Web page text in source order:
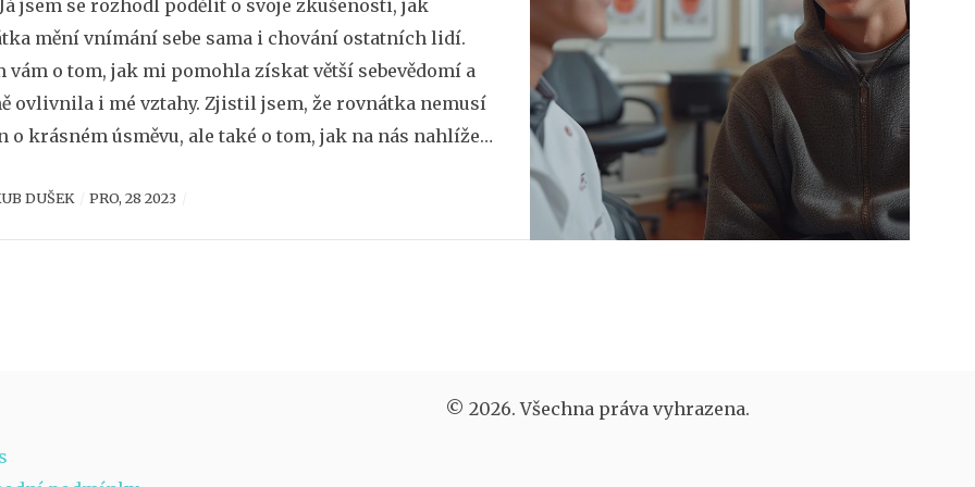
jsem se rozhodl podělit o svoje zkušenosti, jak
mění vnímání sebe sama i chování ostatních lidí.
vám o tom, jak mi pomohla získat větší sebevědomí a
ovlivnila i mé vztahy. Zjistil jsem, že rovnátka nemusí
o krásném úsměvu, ale také o tom, jak na nás nahlížejí
pár příběhů, kdy mi rovnátka otevřela nové dveře
kontaktech a zlepšila moje interakce s lidmi.
DUŠEK PRO, 28 2023
© 2026. Všechna práva vyhrazena.